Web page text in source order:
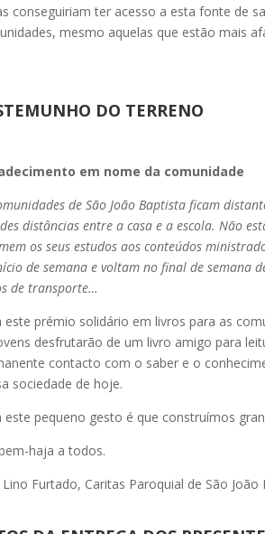
conseguiriam ter acesso a esta fonte de
mesmo aquelas que estão mais
DO TERRENO
em nome da comunidade
de São João Baptista ficam
distâncias entre a casa e a escola. Não
os seus estudos aos conteúdos
de semana e voltam no final de semana
de transporte…
este prémio solidário em livros para as
desfrutarão de um livro amigo para
contacto com o saber e o
sociedade de hoje.
este pequeno gesto é que construímos
haja a todos.
Lino Furtado, Caritas Paroquial de São João